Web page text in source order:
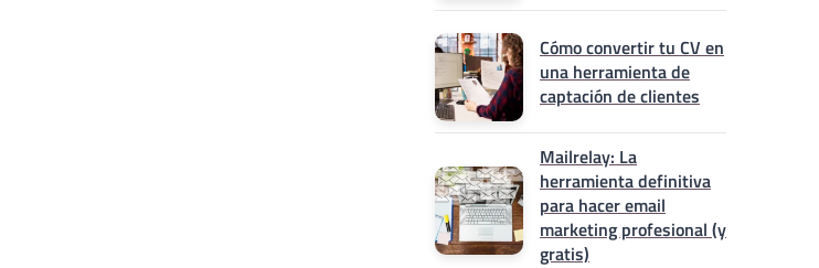
Cómo convertir tu CV en
una herramienta de
captación de clientes
Mailrelay: La
herramienta definitiva
para hacer email
marketing profesional (y
gratis)